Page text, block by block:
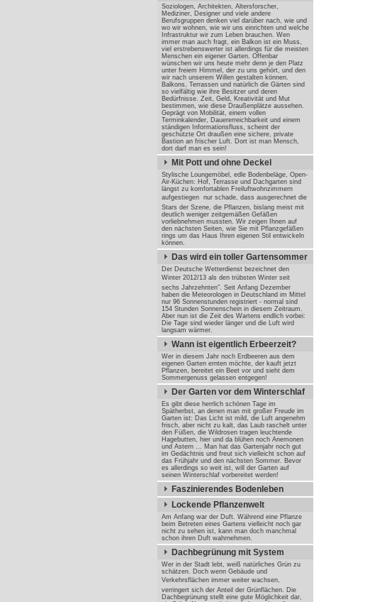
Soziologen, Architekten, Altersforscher,
Mediziner, Designer und viele andere
Berufsgruppen denken viel darüber nach, wie und
wo wir wohnen, wie wir uns einrichten und welche
Infrastruktur wir zum Leben brauchen. Wen
immer man auch fragt, ein Balkon ist ein Muss,
viel erstrebenswerter ist allerdings für die meisten
Menschen ein eigener Garten. Offenbar
wünschen wir uns heute mehr denn je den Platz
unter freiem Himmel, der zu uns gehört, und den
wir nach unserem Willen gestalten können.
Balkons, Terrassen und natürlich die Gärten sind
so vielfältig wie ihre Besitzer und deren
Bedürfnisse. Zeit, Geld, Kreativität und Mut
bestimmen, wie diese Draußenplätze aussehen.
Geprägt von Mobilität, einem vollen
Terminkalender, Dauererreichbarkeit und einem
ständigen Informationsfluss, scheint der
geschützte Ort draußen eine sichere, private
Bastion an frischer Luft. Dort ist man Mensch,
dort darf man es sein!
Mit Pott und ohne Deckel
Stylische Loungemöbel, edle Bodenbeläge, Open-
Air-Küchen: Hof, Terrasse und Dachgarten sind
längst zu komfortablen Freiluftwohnzimmern
aufgestiegen  nur schade, dass ausgerechnet die
Stars der Szene, die Pflanzen, bislang meist mit
deutlich weniger zeitgemäßen Gefäßen
vorliebnehmen mussten. Wir zeigen Ihnen auf
den nächsten Seiten, wie Sie mit Pflanzgefäßen
rings um das Haus Ihren eigenen Stil entwickeln
können.
Das wird ein toller Gartensommer
Der Deutsche Wetterdienst bezeichnet den
Winter 2012/13 als den trübsten Winter seit
sechs Jahrzehnten". Seit Anfang Dezember
haben die Meteorologen in Deutschland im Mittel
nur 96 Sonnenstunden registriert - normal sind
154 Stunden Sonnenschein in diesem Zeitraum.
Aber nun ist die Zeit des Wartens endlich vorbei:
Die Tage sind wieder länger und die Luft wird
langsam wärmer.
Wann ist eigentlich Erbeerzeit?
Wer in diesem Jahr noch Erdbeeren aus dem
eigenen Garten ernten möchte, der kauft jetzt
Pflanzen, bereitet ein Beet vor und sieht dem
Sommergenuss gelassen entgegen!
Der Garten vor dem Winterschlaf
Es gibt diese herrlich schönen Tage im
Spätherbst, an denen man mit großer Freude im
Garten ist: Das Licht ist mild, die Luft angenehm
frisch, aber nicht zu kalt, das Laub raschelt unter
den Füßen, die Wildrosen tragen leuchtende
Hagebutten, hier und da blühen noch Anemonen
und Astern ... Man hat das Gartenjahr noch gut
im Gedächtnis und freut sich vielleicht schon auf
das Frühjahr und den nächsten Sommer. Bevor
es allerdings so weit ist, will der Garten auf
seinen Winterschlaf vorbereitet werden!
Faszinierendes Bodenleben
Lockende Pflanzenwelt
Am Anfang war der Duft. Während eine Pflanze
beim Betreten eines Gartens vielleicht noch gar
nicht zu sehen ist, kann man doch manchmal
schon ihren Duft wahrnehmen.
Dachbegrünung mit System
Wer in der Stadt lebt, weiß natürliches Grün zu
schätzen. Doch wenn Gebäude und
Verkehrsflächen immer weiter wachsen,
verringert sich der Anteil der Grünflächen. Die
Dachbegrünung stellt eine gute Möglichkeit dar,